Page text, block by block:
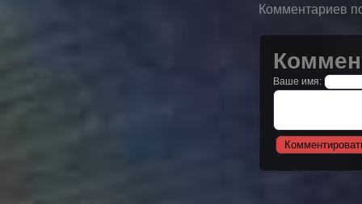
Комментариев
Ваше имя: